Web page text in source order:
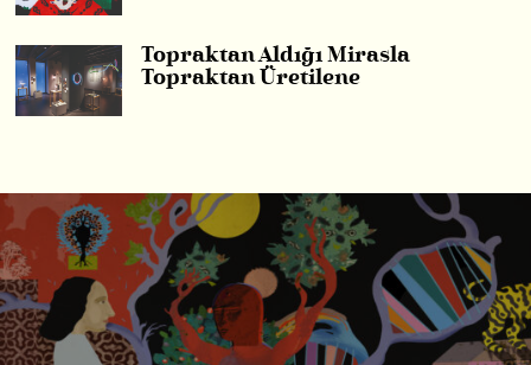
Topraktan Aldığı Mirasla
Topraktan Üretilene